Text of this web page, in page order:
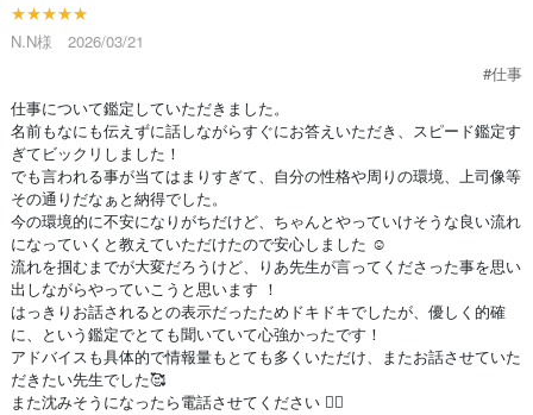
★★★★★
N.N様 2026/03/21
#仕事
仕事について鑑定していただきました。
名前もなにも伝えずに話しながらすぐにお答えいただき、スピード鑑定す
ぎてビックリしました！
でも言われる事が当てはまりすぎて、自分の性格や周りの環境、上司像等
その通りだなぁと納得でした。
今の環境的に不安になりがちだけど、ちゃんとやっていけそうな良い流れ
になっていくと教えていただけたので安心しました ☺️
流れを掴むまでが大変だろうけど、りあ先生が言ってくださった事を思い
出しながらやっていこうと思います ！
はっきりお話されるとの表示だったためドキドキでしたが、優しく的確
に、という鑑定でとても聞いていて心強かったです！
アドバイスも具体的で情報量もとても多くいただけ、またお話させていた
だきたい先生でした🥰
また沈みそうになったら電話させてください 🙇‍♀️